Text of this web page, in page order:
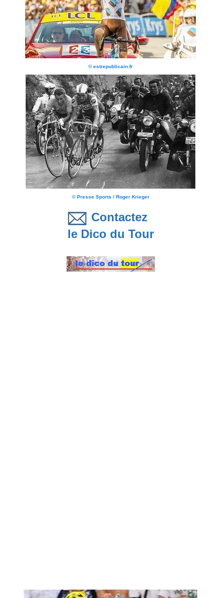
© estrepublicain.fr
© Presse Sports / Roger Krieger
Contactez
le Dico du Tour